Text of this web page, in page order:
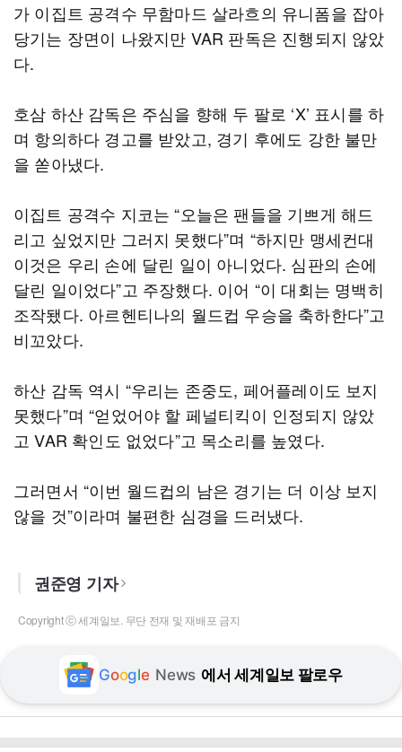
가 이집트 공격수 무함마드 살라흐의 유니폼을 잡아
당기는 장면이 나왔지만 VAR 판독은 진행되지 않았
다.
호삼 하산 감독은 주심을 향해 두 팔로 ‘X’ 표시를 하
며 항의하다 경고를 받았고, 경기 후에도 강한 불만
을 쏟아냈다.
이집트 공격수 지코는 “오늘은 팬들을 기쁘게 해드
리고 싶었지만 그러지 못했다”며 “하지만 맹세컨대
이것은 우리 손에 달린 일이 아니었다. 심판의 손에
달린 일이었다”고 주장했다. 이어 “이 대회는 명백히
조작됐다. 아르헨티나의 월드컵 우승을 축하한다”고
비꼬았다.
하산 감독 역시 “우리는 존중도, 페어플레이도 보지
못했다”며 “얻었어야 할 페널티킥이 인정되지 않았
고 VAR 확인도 없었다”고 목소리를 높였다.
그러면서 “이번 월드컵의 남은 경기는 더 이상 보지
않을 것”이라며 불편한 심경을 드러냈다.
권준영 기자
Copyright ⓒ 세계일보. 무단 전재 및 재배포 금지
Google News 에서 세계일보 팔로우